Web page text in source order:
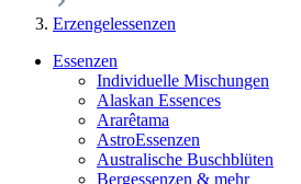
Erzengelessenzen
Essenzen
Individuelle Mischungen
Alaskan Essences
Ararêtama
AstroEssenzen
Australische Buschblüten
Bergessenzen & mehr